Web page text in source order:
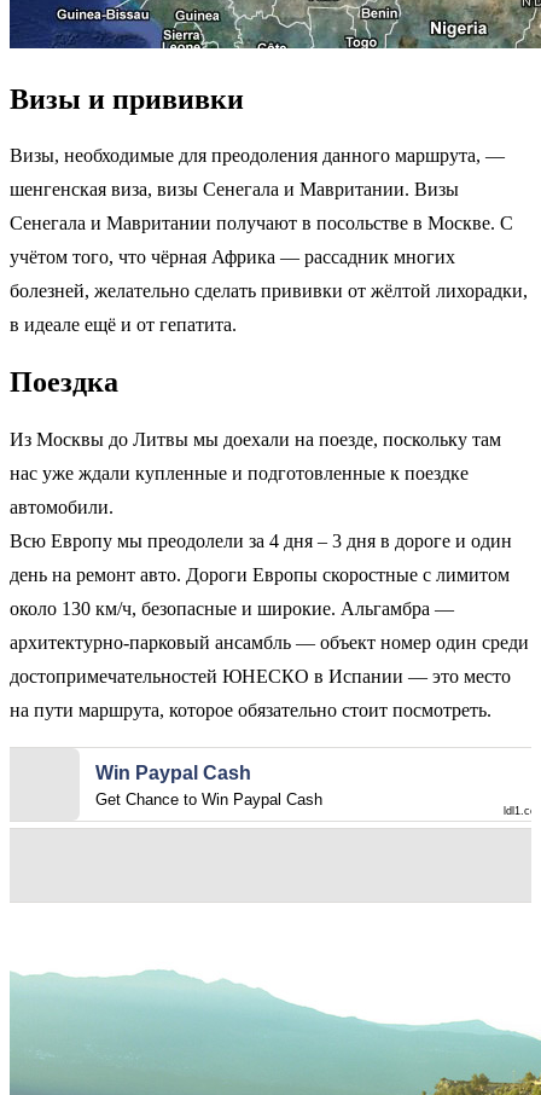
Визы и прививки
Визы, необходимые для преодоления данного маршрута, —
шенгенская виза, визы Сенегала и Мавритании. Визы
Сенегала и Мавритании получают в посольстве в Москве. С
учётом того, что чёрная Африка — рассадник многих
болезней, желательно сделать прививки от жёлтой лихорадки,
в идеале ещё и от гепатита.
Поездка
Из Москвы до Литвы мы доехали на поезде, поскольку там
нас уже ждали купленные и подготовленные к поездке
автомобили.
Всю Европу мы преодолели за 4 дня – 3 дня в дороге и один
день на ремонт авто. Дороги Европы скоростные с лимитом
около 130 км/ч, безопасные и широкие. Альгамбра —
архитектурно-парковый ансамбль — объект номер один среди
достопримечательностей ЮНЕСКО в Испании — это место
на пути маршрута, которое обязательно стоит посмотреть.
Win Paypal Cash
Get Chance to Win Paypal Cash